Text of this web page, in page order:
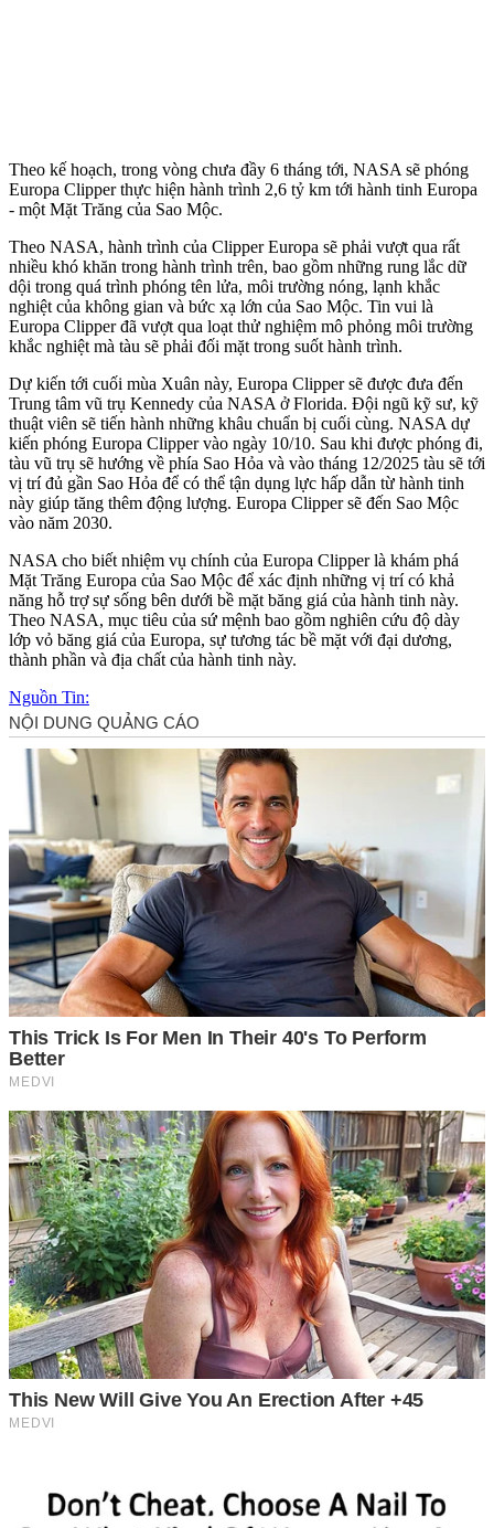
Theo kế hoạch, trong vòng chưa đầy 6 tháng tới, NASA sẽ phóng
Europa Clipper thực hiện hành trình 2,6 tỷ km tới hành tinh Europa
- một Mặt Trăng của Sao Mộc.
Theo NASA, hành trình của Clipper Europa sẽ phải vượt qua rất
nhiều khó khăn trong hành trình trên, bao gồm những rung lắc dữ
dội trong quá trình phóng tên lửa, môi trường nóng, lạnh khắc
nghiệt của không gian và bức xạ lớn của Sao Mộc. Tin vui là
Europa Clipper đã vượt qua loạt thử nghiệm mô phỏng môi trường
khắc nghiệt mà tàu sẽ phải đối mặt trong suốt hành trình.
Dự kiến tới cuối mùa Xuân này, Europa Clipper sẽ được đưa đến
Trung tâm vũ trụ Kennedy của NASA ở Florida. Đội ngũ kỹ sư, kỹ
thuật viên sẽ tiến hành những khâu chuẩn bị cuối cùng. NASA dự
kiến phóng Europa Clipper vào ngày 10/10. Sau khi được phóng đi,
tàu vũ trụ sẽ hướng về phía Sao Hỏa và vào tháng 12/2025 tàu sẽ tới
vị trí đủ gần Sao Hỏa để có thể tận dụng lực hấp dẫn từ hành tinh
này giúp tăng thêm động lượng. Europa Clipper sẽ đến Sao Mộc
vào năm 2030.
NASA cho biết nhiệm vụ chính của Europa Clipper là khám phá
Mặt Trăng Europa của Sao Mộc để xác định những vị trí có khả
năng hỗ trợ sự sống bên dưới bề mặt băng giá của hành tinh này.
Theo NASA, mục tiêu của sứ mệnh bao gồm nghiên cứu độ dày
lớp vỏ băng giá của Europa, sự tương tác bề mặt với đại dương,
thành phần và địa chất của hành tinh này.
Nguồn Tin: